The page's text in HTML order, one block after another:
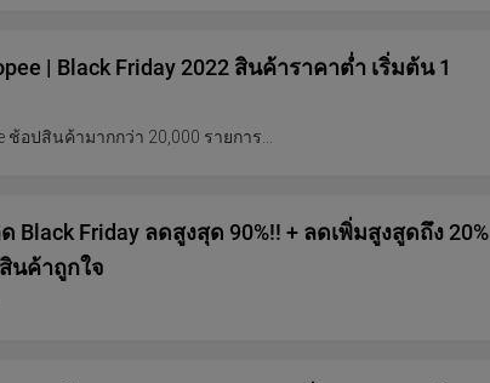
| Black Friday 2022 สินค้าราคาต่ำ เริ่มต้น 1
ช้อปสินค้ามากกว่า 20,000 รายการ...
Black Friday ลดสูงสุด 90%!! + ลดเพิ่มสูงสูดถึง 20%
นค้าถูกใจ